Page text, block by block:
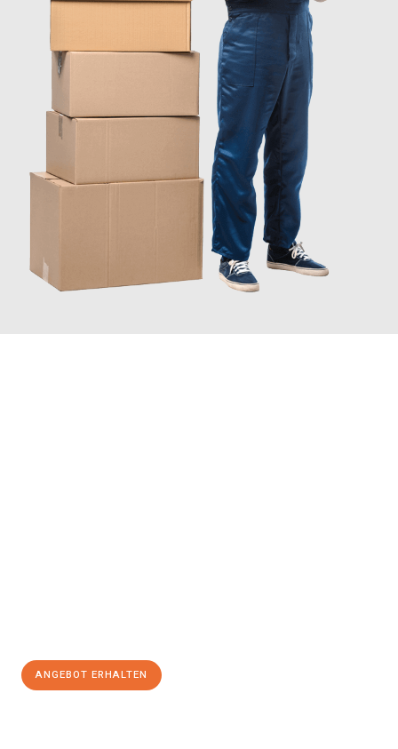
ANGEBOT ERHALTEN